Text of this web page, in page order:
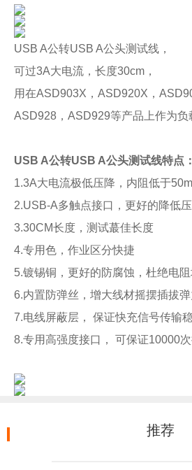
USB A公转USB A公头测试线，
可过3A大电流，长度30cm，
用在ASD903X，ASD920X，
ASD928，ASD929等产品上作为负
USB A公转USB A公头测试线特点：
1.3A大电流极低压降，内阻低于
2.USB-A多触点接口，更好的降低
3.30CM长度，测试蕞佳长度
4.专用色，作业区分快捷
5.镀锡铜，更好的防腐蚀，杜绝电
6.内置防弹丝，增大线材摇摆插拔弹
7.电线屏蔽层， 保证快充信号传输
8.专用高强度接口， 可保证10000
推荐